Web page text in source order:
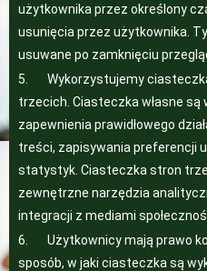
użytkownika przez określony
usunięcia przez użytkownika.
usuwane po zamknięciu
5. Wykorzystujemy
trzecich. Ciasteczka własne
zapewnienia prawidłowego
treści, zapisywania preferencji
statystyk. Ciasteczka stron
zewnętrzne narzędzia
integracji z mediami
6. Użytkownicy mają prawo
sposób, w jaki ciasteczka są